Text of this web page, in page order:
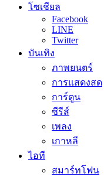
โซเชียล
Facebook
LINE
Twitter
บันเทิง
ภาพยนตร์
การแสดงสด
การ์ตูน
ซีรีส์
เพลง
เกาหลี
ไอที
สมาร์ทโฟน